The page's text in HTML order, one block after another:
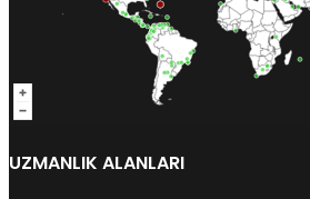
UZMANLIK ALANLARI